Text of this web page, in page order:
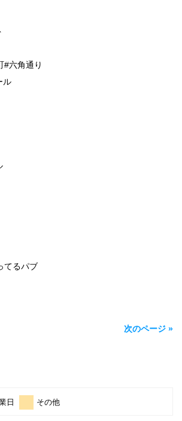
#六角通り
ル
てるパブ
次のページ »
日 その他